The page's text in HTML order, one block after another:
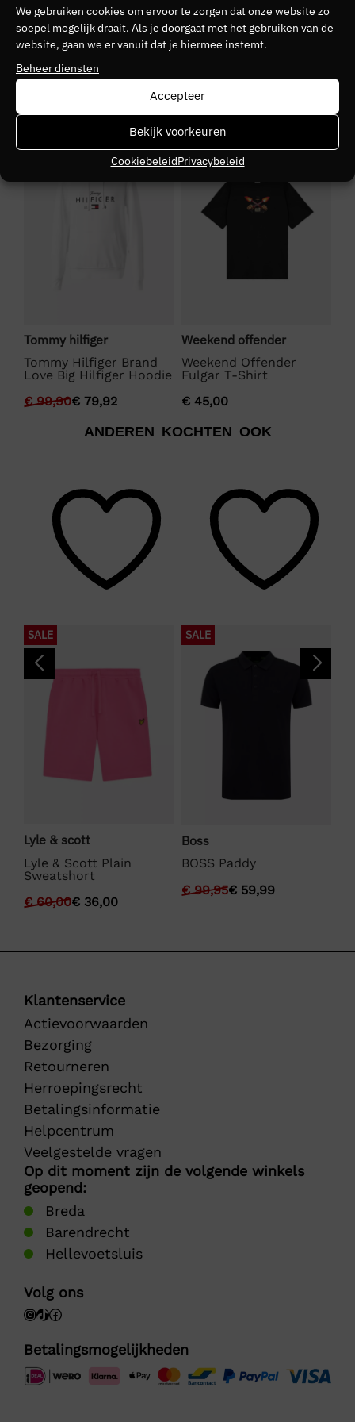
We gebruiken cookies om ervoor te zorgen dat onze website zo
soepel mogelijk draait. Als je doorgaat met het gebruiken van de
website, gaan we er vanuit dat je hiermee instemt.
Beheer diensten
Accepteer
Bekijk voorkeuren
CookiebeleidPrivacybeleid
Materiaal:
100% Katoen
Wasvoorschrift:30 graden wassen zonder
wasverzachter | Niet in de droger
Kleurnummer
30
Kleurgroep
Tommy hilfiger
Tommy Hilfiger Brand
Love Big Hilfiger Hoodie
€99,90€ 79,92
NIEUW
Weekend offender
Weekend Offender
Fulgar T-Shirt
€ 45,00
ANDEREN KOCHTEN OOK
SALE
Lyle & scott
Lyle & Scott Plain
Sweatshort
€60,00€ 36,00
SALE
Boss
BOSS Paddy
€99,95€ 59,99
Klantenservice
Actievoorwaarden
Bezorging
Retourneren
Herroepingsrecht
Betalingsinformatie
Helpcentrum
Veelgestelde vragen
Op dit moment zijn de volgende winkels
geopend:
Breda
Barendrecht
Hellevoetsluis
Volg ons
Betalingsmogelijkheden